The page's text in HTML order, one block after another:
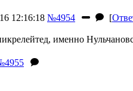
12:16:18 №4954 [
именно